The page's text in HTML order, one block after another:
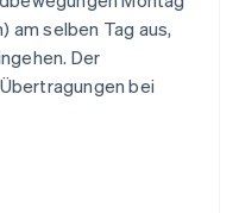
am selben Tag aus,
Der
bei